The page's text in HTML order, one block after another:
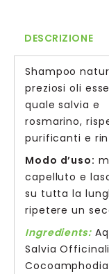
DESCRIZIONE
Shampoo
preziosi oli
quale salvia e
rosmarino,
purificanti e
Modo d’uso:
capelluto e
su tutta la
ripetere un
Ingredients:
Salvia